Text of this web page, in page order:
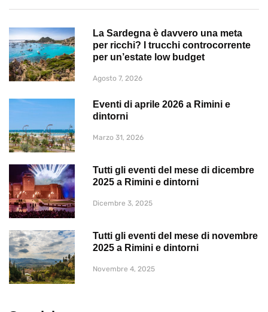
La Sardegna è davvero una meta
per ricchi? I trucchi controcorrente
per un’estate low budget
Agosto 7, 2026
Eventi di aprile 2026 a Rimini e
dintorni
Marzo 31, 2026
Tutti gli eventi del mese di dicembre
2025 a Rimini e dintorni
Dicembre 3, 2025
Tutti gli eventi del mese di novembre
2025 a Rimini e dintorni
Novembre 4, 2025